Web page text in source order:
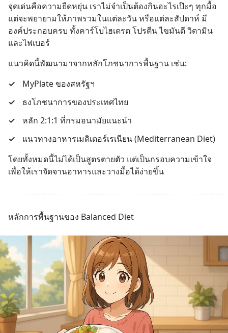
จุดเด่นคือความยืดหยุ่น เราไม่จำเป็นต้องกินอะไรเป๊ะๆ ทุกมื้อ
แต่จะพยายามให้ภาพรวมในแต่ละวัน หรือแต่ละสัปดาห์ มี
องค์ประกอบครบ ทั้งคาร์โบไฮเดรต โปรตีน ไขมันดี วิตามิน
และไฟเบอร์
แนวคิดนี้พัฒนามาจากหลักโภชนาการพื้นฐาน เช่น:
✓
MyPlate ของสหรัฐฯ
✓
ธงโภชนาการของประเทศไทย
✓
หลัก 2:1:1 ที่กรมอนามัยแนะนำ
✓
แนวทางอาหารเมดิเตอร์เรเนียน (Mediterranean Diet)
โดยทั้งหมดนี้ไม่ได้เป็นสูตรตายตัว แต่เป็นกรอบความเข้าใจ
เพื่อให้เราจัดจานอาหารและวางมื้อได้ง่ายขึ้น
หลักการพื้นฐานของ Balanced Diet